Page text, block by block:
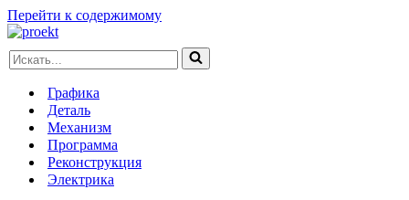
Перейти к содержимому
Искать...
Графика
Деталь
Механизм
Программа
Реконструкция
Электрика